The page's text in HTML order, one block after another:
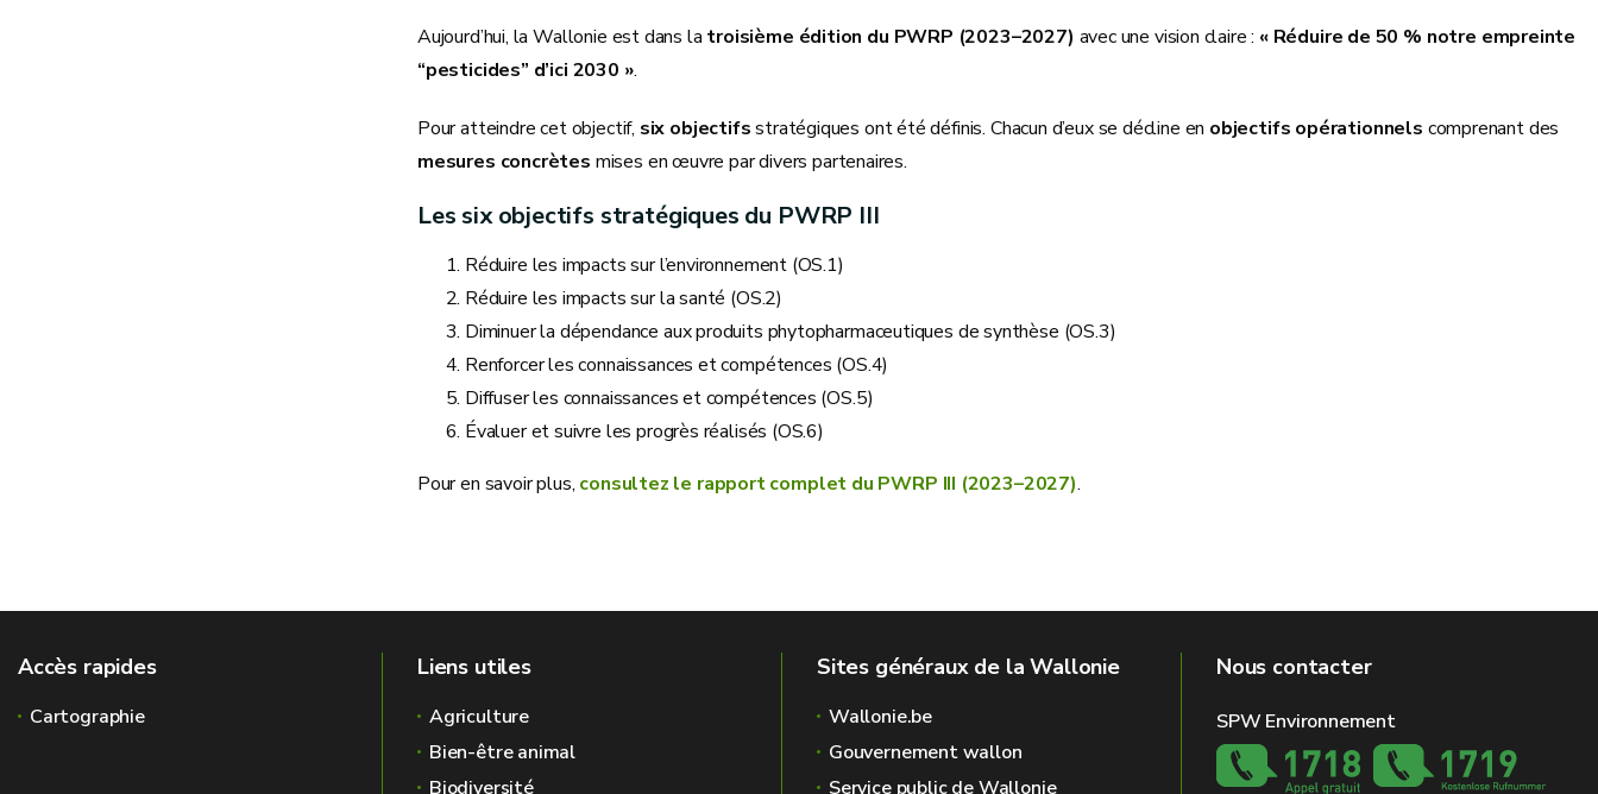
Aujourd’hui, la Wallonie est dans la troisième édition du PWRP (2023–2027) avec une vision claire : « Réduire de 50 % notre empreinte
“pesticides” d’ici 2030 ».
Pour atteindre cet objectif, six objectifsstratégiques ont été définis. Chacun d’eux se décline en objectifs opérationnels comprenant des
mesures concrètes mises en œuvre par divers partenaires.
Les six objectifs stratégiques du PWRP III
Réduire les impacts sur l’environnement (OS.1)
Réduire les impacts sur la santé (OS.2)
Diminuer la dépendance aux produits phytopharmaceutiques de synthèse (OS.3)
Renforcer les connaissances et compétences (OS.4)
Diffuser les connaissances et compétences (OS.5)
Évaluer et suivre les progrès réalisés (OS.6)
Pour en savoir plus, consultez le rapport complet du PWRP III (2023–2027).
Accès rapides
Cartographie
Liens utiles
Agriculture
Bien-être animal
Biodiversité
Sites généraux de la Wallonie
Wallonie.be
Gouvernement wallon
Service public de Wallonie
Nous contacter
SPW Environnement